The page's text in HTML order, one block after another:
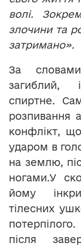
волі.
злочини та
затримано».
За
загиблий,
спиртне.
розпивання
конфлікт,
ударом в
на землю,
ногами.У
йому
тілесних
після